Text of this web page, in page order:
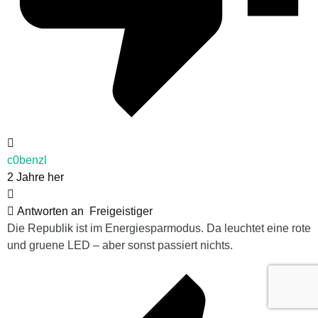
c0benzl
2 Jahre her
Antworten an
Freigeistiger
Die Republik ist im Energiesparmodus. Da leuchtet eine rote
und gruene LED – aber sonst passiert nichts.